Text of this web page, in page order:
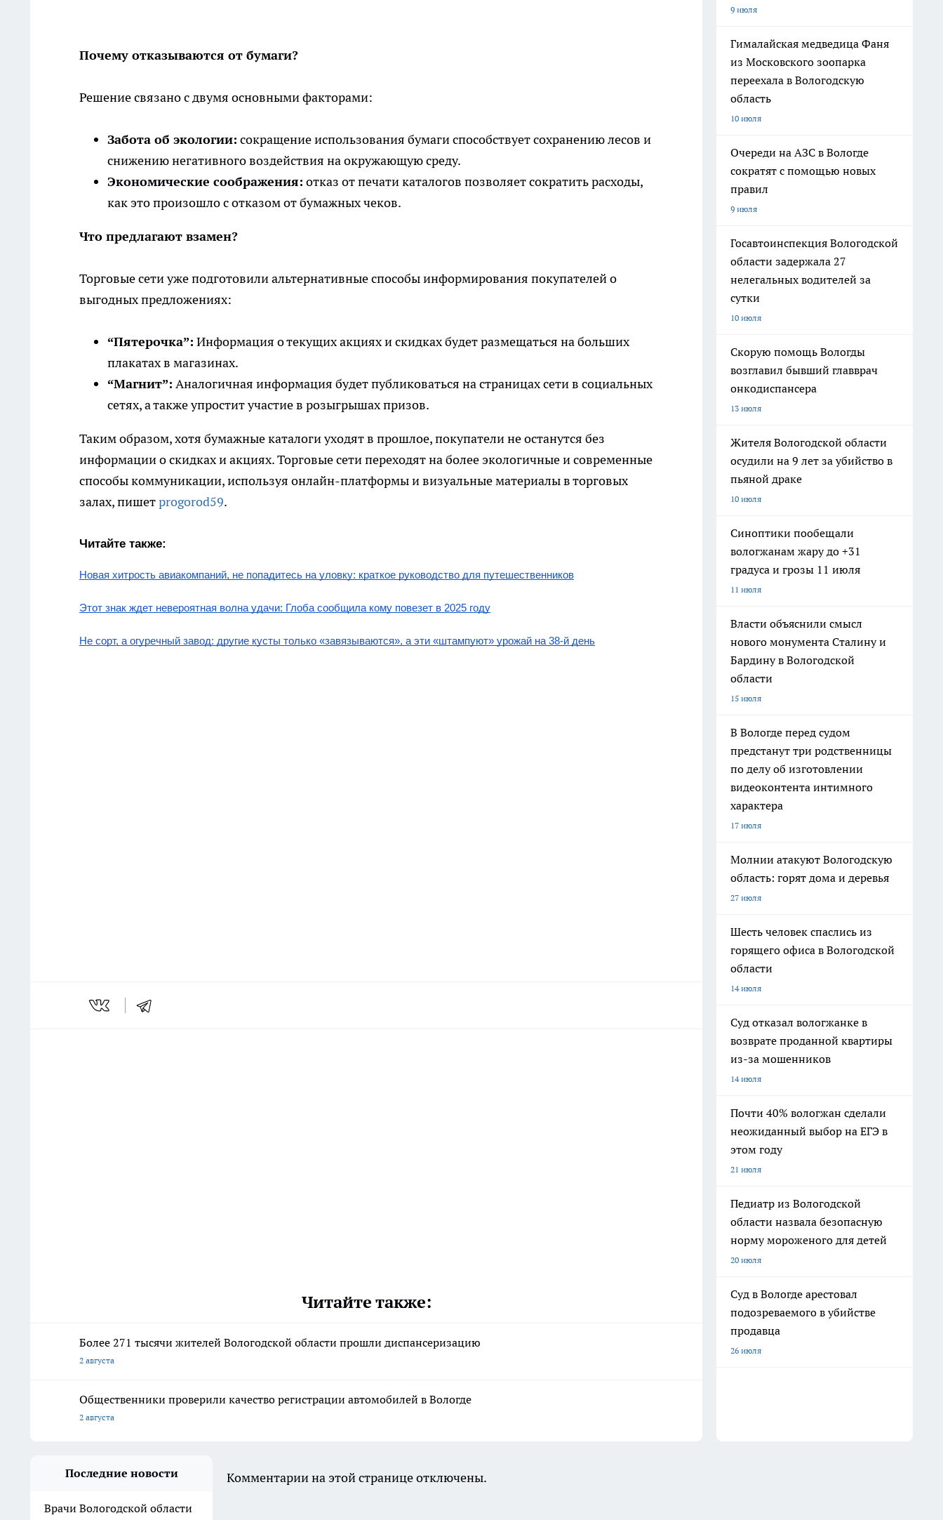
Почему отказываются от бумаги?
Решение связано с двумя основными факторами:
Забота об экологии: сокращение использования бумаги способствует сохранению лесов и
снижению негативного воздействия на окружающую среду.
Экономические соображения: отказ от печати каталогов позволяет сократить расходы,
как это произошло с отказом от бумажных чеков.
Что предлагают взамен?
Торговые сети уже подготовили альтернативные способы информирования покупателей о
выгодных предложениях:
“Пятерочка”: Информация о текущих акциях и скидках будет размещаться на больших
плакатах в магазинах.
“Магнит”: Аналогичная информация будет публиковаться на страницах сети в социальных
сетях, а также упростит участие в розыгрышах призов.
Таким образом, хотя бумажные каталоги уходят в прошлое, покупатели не останутся без
информации о скидках и акциях. Торговые сети переходят на более экологичные и современные
способы коммуникации, используя онлайн-платформы и визуальные материалы в торговых
залах, пишетprogorod59.
Читайте также:
Новая хитрость авиакомпаний, не попадитесь на уловку: краткое руководство для путешественников
Этот знак ждет невероятная волна удачи: Глоба сообщила кому повезет в 2025 году
Не сорт, а огуречный завод: другие кусты только «завязываются», а эти «штампуют» урожай на 38-й день
Читайте также:
Более 271 тысячи жителей Вологодской области прошли диспансеризацию
2 августа
Общественники проверили качество регистрации автомобилей в Вологде
2 августа
9 июля
Гималайская медведица Фаня
из Московского зоопарка
переехала в Вологодскую
область
10 июля
Очереди на АЗС в Вологде
сократят с помощью новых
правил
9 июля
Госавтоинспекция Вологодской
области задержала 27
нелегальных водителей за
сутки
10 июля
Скорую помощь Вологды
возглавил бывший главврач
онкодиспансера
13 июля
Жителя Вологодской области
осудили на 9 лет за убийство в
пьяной драке
10 июля
Синоптики пообещали
вологжанам жару до +31
градуса и грозы 11 июля
11 июля
Власти объяснили смысл
нового монумента Сталину и
Бардину в Вологодской
области
15 июля
В Вологде перед судом
предстанут три родственницы
по делу об изготовлении
видеоконтента интимного
характера
17 июля
Молнии атакуют Вологодскую
область: горят дома и деревья
27 июля
Шесть человек спаслись из
горящего офиса в Вологодской
области
14 июля
Суд отказал вологжанке в
возврате проданной квартиры
из-за мошенников
14 июля
Почти 40% вологжан сделали
неожиданный выбор на ЕГЭ в
этом году
21 июля
Педиатр из Вологодской
области назвала безопасную
норму мороженого для детей
20 июля
Суд в Вологде арестовал
подозреваемого в убийстве
продавца
26 июля
Последние новости
Врачи Вологодской области
Комментарии на этой странице отключены.